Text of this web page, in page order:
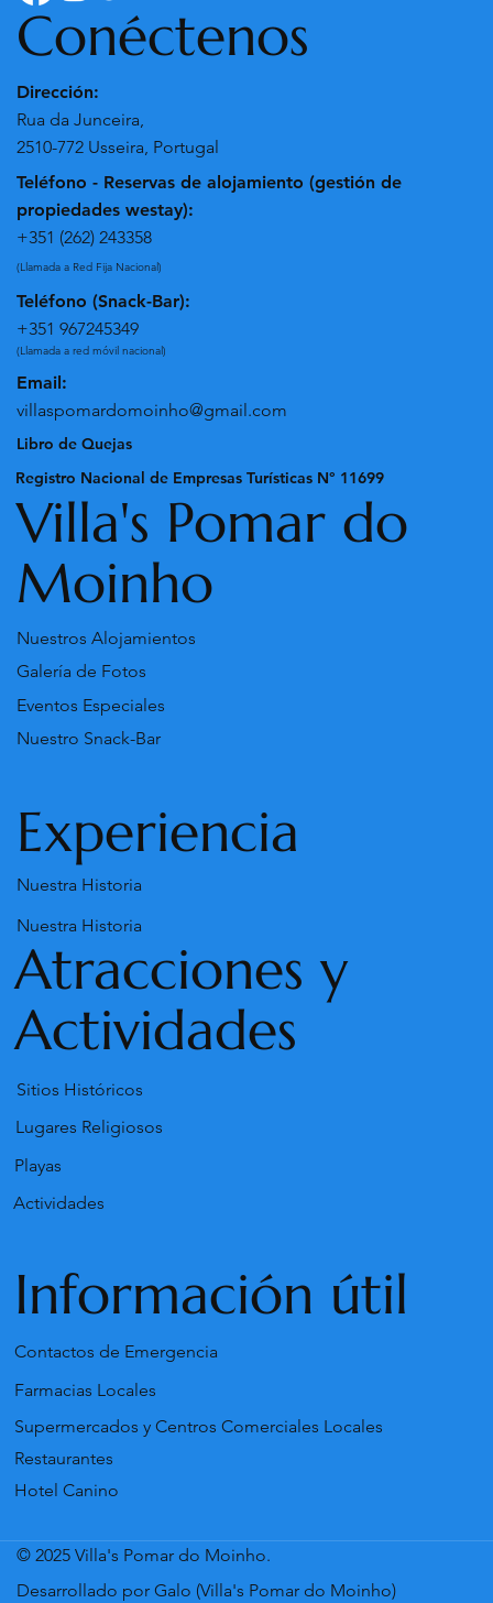
Conéctenos
Dirección:
Rua da Junceira,
2510-772 Usseira, Portugal
Teléfono - Reservas de alojamiento (gestión de
propiedades westay):
+351 (262) 243358
(Llamada a Red Fija Nacional)
Teléfono (Snack-Bar):
+351 967245349
(Llamada a red móvil nacional)
Email:
villaspomardomoinho@gmail.com
Libro de Quejas
Registro Nacional de Empresas Turísticas N° 11699
Villa's Pomar do
Moinho
Nuestros Alojamientos
Galería de Fotos
Nuestro Snack-Bar
Eventos Especiales
Experiencia
Nuestra Historia
Nuestra Historia
Atracciones y
Actividades
Sitios Históricos
Lugares Religiosos
Playas
Actividades
Información útil
Contactos de Emergencia
Farmacias Locales
Supermercados y Centros Comerciales Locales
Restaurantes
Hotel Canino
© 2025 Villa's Pomar do Moinho.
Desarrollado por Galo (Villa's Pomar do Moinho)